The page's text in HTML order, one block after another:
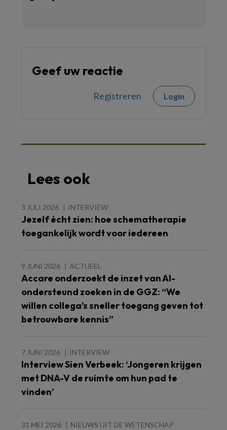
Geef uw reactie
Registreren Login
Lees ook
3 JULI 2026 INTERVIEW
Jezelf écht zien: hoe schematherapie
toegankelijk wordt voor iedereen
9 JUNI 2026 ACTUEEL
Accare onderzoekt de inzet van AI-
ondersteund zoeken in de GGZ: “We
willen collega’s sneller toegang geven tot
betrouwbare kennis”
7 JUNI 2026 INTERVIEW
Interview Sien Verbeek: ‘Jongeren krijgen
met DNA-V de ruimte om hun pad te
vinden’
31 MEI 2026 NIEUWS UIT DE WETENSCHAP